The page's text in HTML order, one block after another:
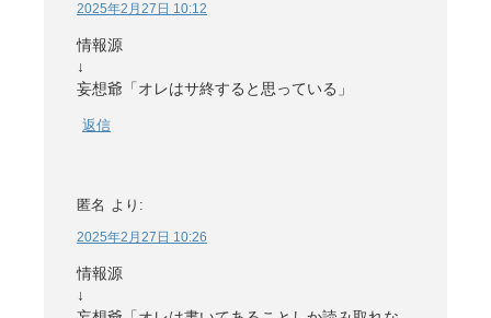
2025年2月27日 10:12
情報源
↓
妄想爺「オレはサ終すると思っている」
返信
匿名 より:
2025年2月27日 10:26
情報源
↓